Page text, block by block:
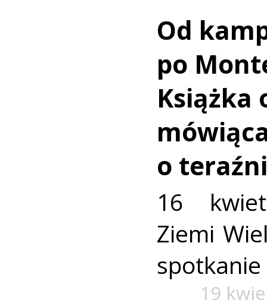
Od
po
Książka
o
16
Ziemi
spotkanie
19